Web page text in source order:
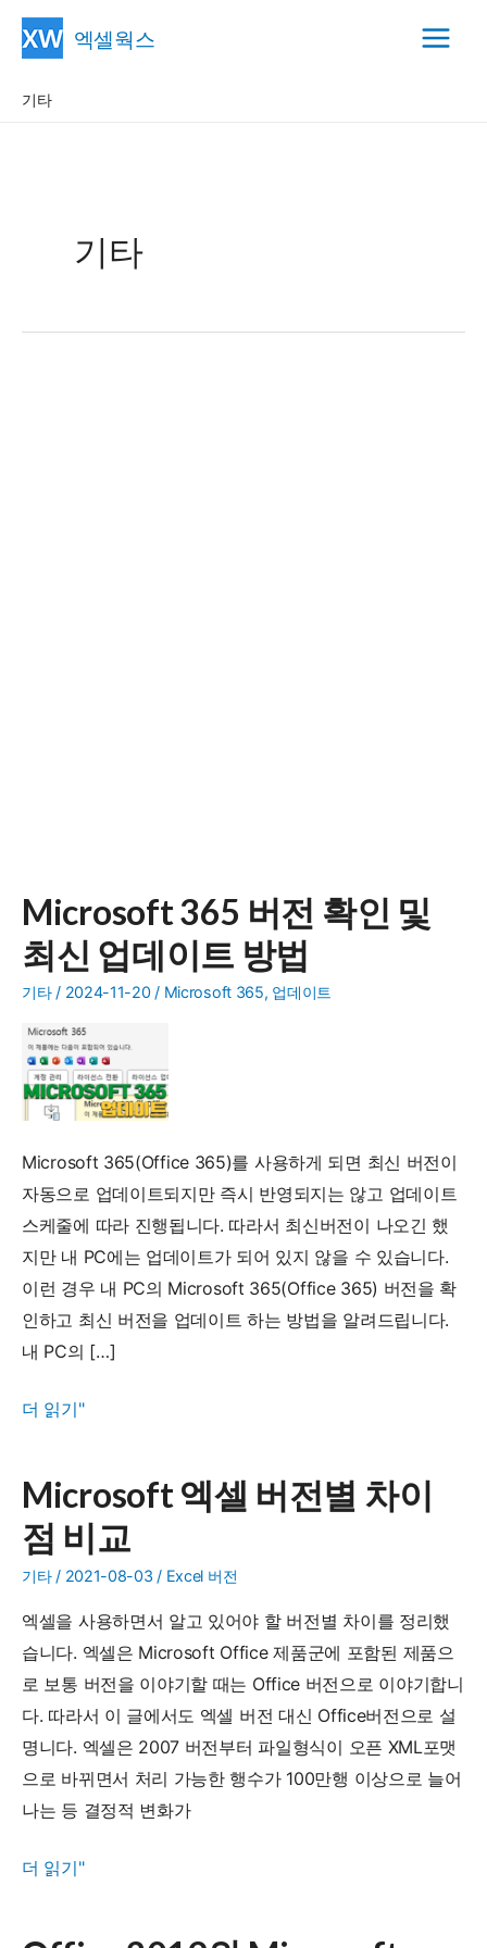
엑셀웍스
기타
기타
Microsoft 365 버전 확인 및
최신 업데이트 방법
기타/ 2024-11-20 / Microsoft 365, 업데이트
Microsoft 365(Office 365)를 사용하게 되면 최신 버전이
자동으로 업데이트되지만 즉시 반영되지는 않고 업데이트
스케줄에 따라 진행됩니다. 따라서 최신버전이 나오긴 했
지만 내 PC에는 업데이트가 되어 있지 않을 수 있습니다.
이런 경우 내 PC의 Microsoft 365(Office 365) 버전을 확
인하고 최신 버전을 업데이트 하는 방법을 알려드립니다.
내 PC의 […]
Microsoft
전
확
인
최
신
업
데
이
트
방
더 읽기"
Microsoft 엑셀 버전별 차이
점 비교
기타/ 2021-08-03 / Excel 버전
엑셀을 사용하면서 알고 있어야 할 버전별 차이를 정리했
습니다. 엑셀은 Microsoft Office 제품군에 포함된 제품으
로 보통 버전을 이야기할 때는 Office 버전으로 이야기합니
다. 따라서 이 글에서도 엑셀 버전 대신 Office버전으로 설
명니다. 엑셀은 2007 버전부터 파일형식이 오픈 XML포맷
으로 바뀌면서 처리 가능한 행수가 100만행 이상으로 늘어
나는 등 결정적 변화가
Microsoft
더 읽기"